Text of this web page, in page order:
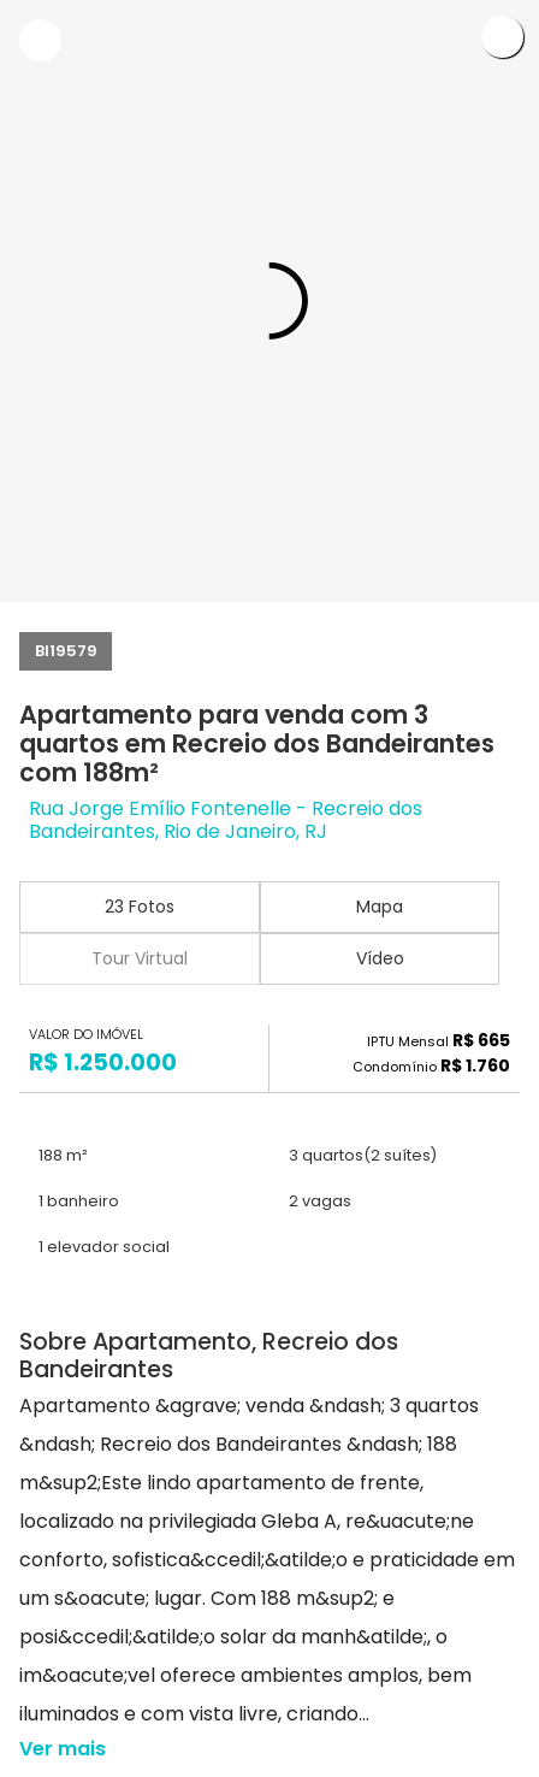
BI19579
Apartamento para venda com 3
quartos em Recreio dos Bandeirantes
com 188m²
Rua Jorge Emílio Fontenelle - Recreio dos
Bandeirantes, Rio de Janeiro, RJ
23 Fotos Mapa
Tour Virtual Vídeo
VALOR DO IMÓVEL
R$ 1.250.000
IPTU Mensal R$ 665
Condomínio R$ 1.760
188 m² 3 quartos(2 suítes)
1 banheiro 2 vagas
1 elevador social
Sobre Apartamento, Recreio dos
Bandeirantes
Apartamento &agrave; venda &ndash; 3 quartos
&ndash; Recreio dos Bandeirantes &ndash; 188
m&sup2;Este lindo apartamento de frente,
localizado na privilegiada Gleba A, re&uacute;ne
conforto, sofistica&ccedil;&atilde;o e praticidade em
um s&oacute; lugar. Com 188 m&sup2; e
posi&ccedil;&atilde;o solar da manh&atilde;, o
im&oacute;vel oferece ambientes amplos, bem
iluminados e com vista livre, criando...
Ver mais